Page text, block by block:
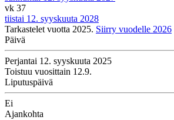
vk 37
tiistai 12. syyskuuta 2028
Tarkastelet vuotta 2025. Siirry vuodelle 2026
Päivä
Perjantai 12. syyskuuta 2025
Toistuu vuosittain 12.9.
Liputuspäivä
Ei
Ajankohta